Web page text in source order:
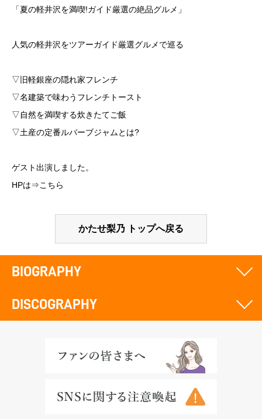
「夏の軽井沢を満喫!ガイド厳選の絶品グルメ」
人気の軽井沢をツアーガイド厳選グルメで巡る
▽旧軽銀座の隠れ家フレンチ
▽名建築で味わうフレンチトースト
▽自然を満喫する炊きたてご飯
▽土産の定番ルバーブジャムとは?
ゲスト出演しました。
HPは⇒こちら
かたせ梨乃 トップへ戻る
BIOGRAPHY
DISCOGRAPHY